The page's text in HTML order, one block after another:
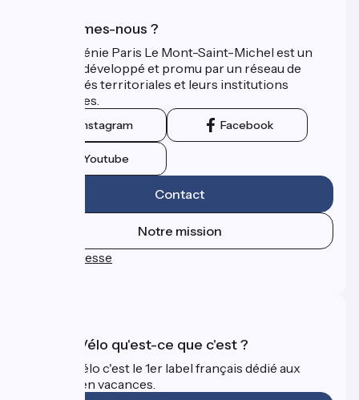
Qui sommes-nous ?
La Véloscénie Paris Le Mont-Saint-Michel est un
itinéraire développé et promu par un réseau de
collectivités territoriales et leurs institutions
touristiques.
Instagram Facebook
Youtube
Contact
Notre mission
Espace Presse
Accueil Vélo qu'est-ce que c'est ?
Accueil Vélo c'est le 1er label français dédié aux
cyclistes en vacances.